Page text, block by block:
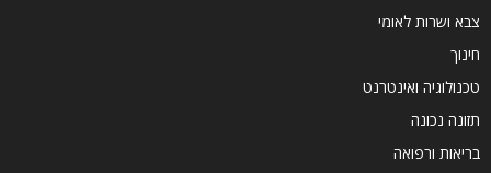
צבא ושרות לאומי
חינוך
טכנולוגיה ואינטרנט
תזונה נכונה
בריאות ורפואה